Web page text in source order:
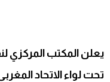
يعلن المكتب المركزي
تحت لواء الاتحاد